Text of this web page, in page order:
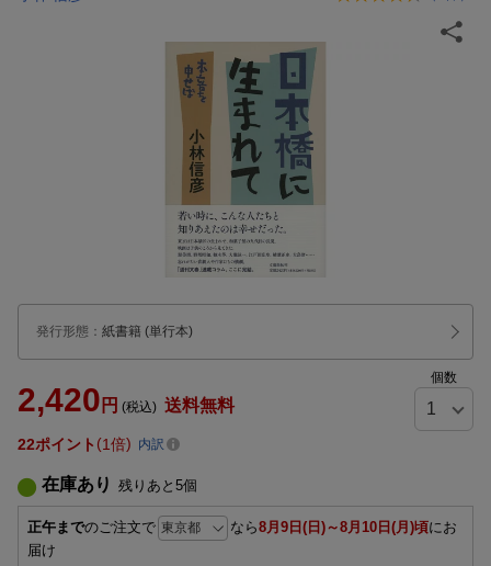
発行形態 ： 紙書籍 (単行本)
2,420 円 (税込) 送料無料
個数
22ポイント 1倍 内訳
在庫あり 残りあと 5個
正午までのご注文で なら8月9日(日)～8月10日(月)頃にお
届け